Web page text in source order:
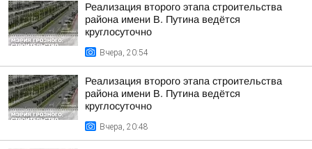
Реализация второго этапа строительства
района имени В. Путина ведётся
круглосуточно
Вчера, 20:54
Реализация второго этапа строительства
района имени В. Путина ведётся
круглосуточно
Вчера, 20:48